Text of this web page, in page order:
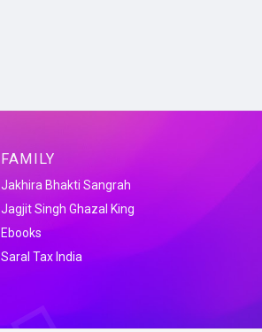
FAMILY
Jakhira Bhakti Sangrah
Jagjit Singh Ghazal King
Ebooks
Saral Tax India